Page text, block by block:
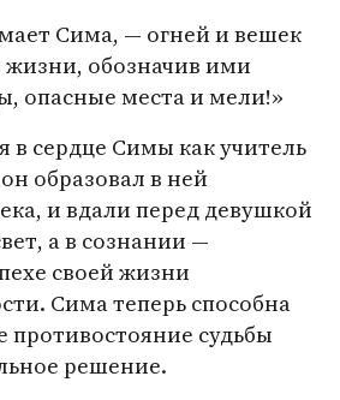
Сима, — огней и вешек
жизни, обозначив ими
опасные места и мели!»
в сердце Симы как учитель
образовал в ней
и вдали перед девушкой
а в сознании —
своей жизни
Сима теперь способна
судьбы
решение.